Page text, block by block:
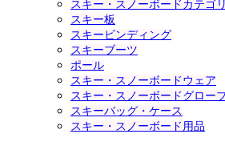
スキー・スノーボードカテゴ
スキー板
スキービンディング
スキーブーツ
ポール
スキー・スノーボードウェア
スキー・スノーボードグロー
スキーバッグ・ケース
スキー・スノーボード用品